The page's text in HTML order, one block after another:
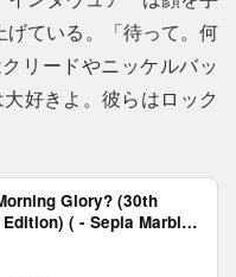
ている。「待って。何
リードやニッケルバッ
好きよ。彼らはロック
Glory? (30th
( - Sepia Marble